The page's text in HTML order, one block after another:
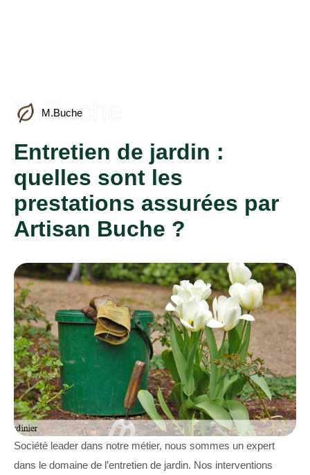
M.Buche
M.Buche
Entretien de jardin :
quelles sont les
prestations assurées par
Artisan Buche ?
Société leader dans notre métier, nous sommes un expert
dans le domaine de l’entretien de jardin. Nos interventions